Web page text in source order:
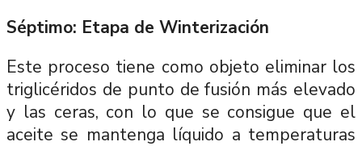
Séptimo: Etapa de Winterización
Este proceso tiene como objeto eliminar los
triglicéridos de punto de fusión más elevado
y las ceras, con lo que se consigue que el
aceite se mantenga líquido a temperaturas